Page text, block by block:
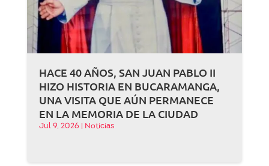
HACE 40 AÑOS, SAN JUAN PABLO II
HIZO HISTORIA EN BUCARAMANGA,
UNA VISITA QUE AÚN PERMANECE
EN LA MEMORIA DE LA CIUDAD
Jul 9, 2026 Noticias